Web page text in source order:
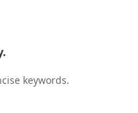
keywords.